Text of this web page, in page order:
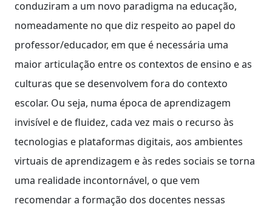
conduziram a um novo paradigma na educação,
nomeadamente no que diz respeito ao papel do
professor/educador, em que é necessária uma
maior articulação entre os contextos de ensino e as
culturas que se desenvolvem fora do contexto
escolar. Ou seja, numa época de aprendizagem
invisível e de fluidez, cada vez mais o recurso às
tecnologias e plataformas digitais, aos ambientes
virtuais de aprendizagem e às redes sociais se torna
uma realidade incontornável, o que vem
recomendar a formação dos docentes nessas